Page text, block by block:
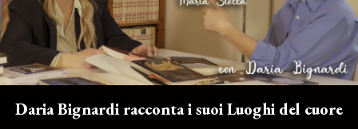
Daria Bignardi racconta i suoi Luoghi del cuore